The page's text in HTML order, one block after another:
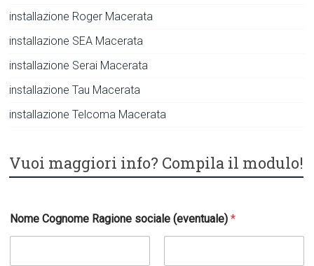
installazione Roger Macerata
installazione SEA Macerata
installazione Serai Macerata
installazione Tau Macerata
installazione Telcoma Macerata
Vuoi maggiori info? Compila il modulo!
i
c
Nome Cognome Ragione sociale (eventuale)*